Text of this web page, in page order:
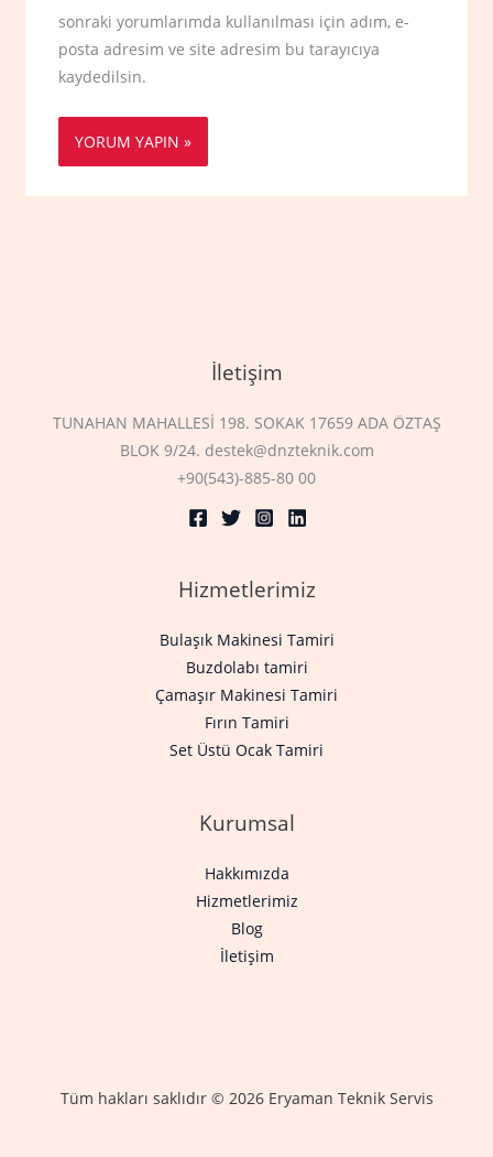
sonraki yorumlarımda kullanılması için adım, e-
posta adresim ve site adresim bu tarayıcıya
kaydedilsin.
İletişim
TUNAHAN MAHALLESİ 198. SOKAK 17659 ADA ÖZTAŞ
BLOK 9/24. destek@dnzteknik.com
+90(543)-885-80 00
Hizmetlerimiz
Bulaşık Makinesi Tamiri
Buzdolabı tamiri
Çamaşır Makinesi Tamiri
Fırın Tamiri
Set Üstü Ocak Tamiri
Kurumsal
Hakkımızda
Hizmetlerimiz
Blog
İletişim
Tüm hakları saklıdır © 2026 Eryaman Teknik Servis